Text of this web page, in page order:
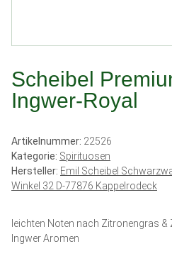
Scheibel
Ingwer-Royal
Artikelnummer: 22526
Kategorie: Spirituosen
Hersteller: Emil Scheibel
Winkel 32 D-77876 Kappelrodeck
leichten Noten nach Zitronengras
Ingwer Aromen